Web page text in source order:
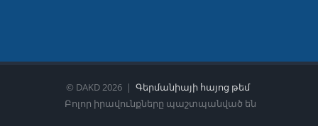
© DAKD2026 | Գերմանիայի հայոց թեմ
Բոլոր իրավունքները պաշտպանված են